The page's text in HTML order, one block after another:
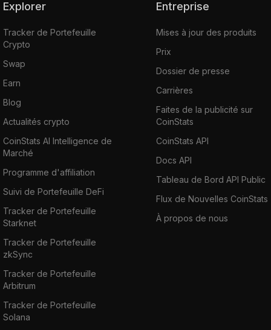
Explorer
Tracker de Portefeuille
Crypto
Swap
Earn
Blog
Actualités crypto
CoinStats AI Intelligence de
Marché
Programme d'affiliation
Suivi de Portefeuille DeFi
Tracker de Portefeuille
Starknet
Tracker de Portefeuille
zkSync
Tracker de Portefeuille
Arbitrum
Tracker de Portefeuille
Solana
Entreprise
Mises à jour des produits
Prix
Dossier de presse
Carrières
Faites de la publicité sur
CoinStats
CoinStats API
Docs API
Tableau de Bord API Public
Flux de Nouvelles CoinStats
À propos de nous